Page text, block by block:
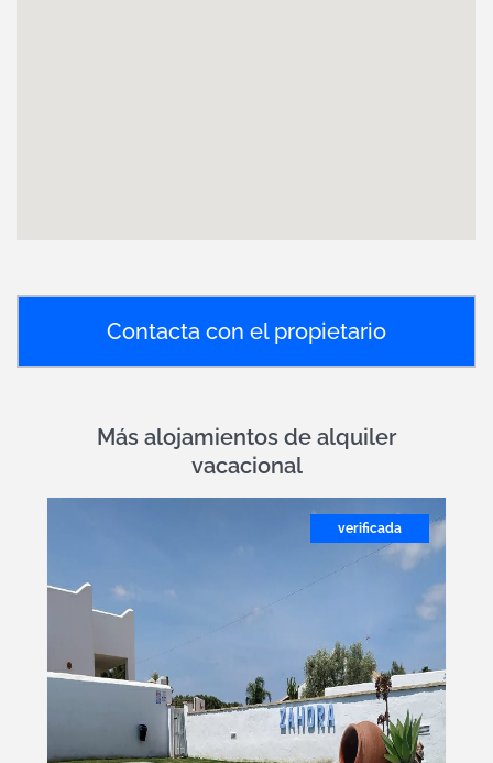
Contacta con el propietario
Más alojamientos de alquiler
vacacional
verificada